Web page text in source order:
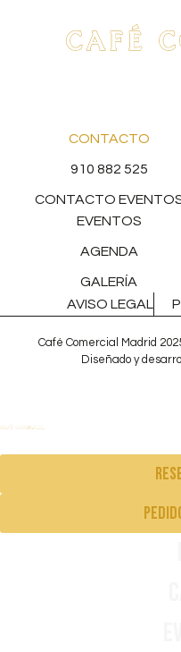
CONTACTO
910 882 525
CONTACTO
EVENTOS
AGENDA
GALERÍA
AVISO LEGAL
Café Comercial Madrid
Diseñado y